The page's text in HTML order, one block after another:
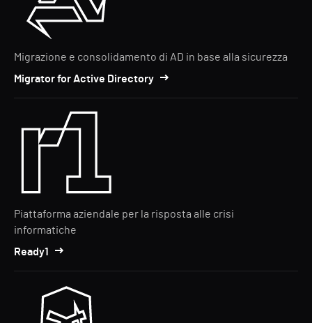
Migrazione e consolidamento di AD in base alla sicurezza
Migrator for Active Directory
Piattaforma aziendale per la risposta alle crisi
informatiche
Ready1